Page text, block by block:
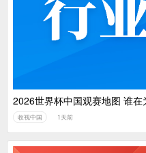
2026世界杯中国观赛地图 谁在
收视中国 1天前